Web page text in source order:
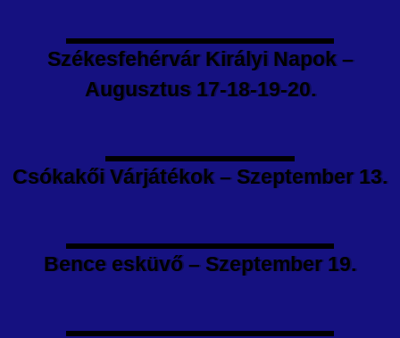
Székesfehérvár Királyi Napok –
Augusztus 17-18-19-20.
Csókakői Várjátékok – Szeptember 13.
Bence esküvő – Szeptember 19.